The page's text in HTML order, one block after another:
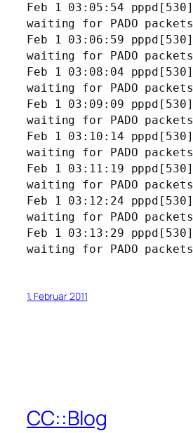
Feb 1 03:05:54
waiting for PADO packets
Feb 1 03:06:59
waiting for PADO packets
Feb 1 03:08:04
waiting for PADO packets
Feb 1 03:09:09
waiting for PADO packets
Feb 1 03:10:14
waiting for PADO packets
Feb 1 03:11:19
waiting for PADO packets
Feb 1 03:12:24
waiting for PADO packets
Feb 1 03:13:29
waiting for PADO packets
1. Februar 2011
CC::Blog